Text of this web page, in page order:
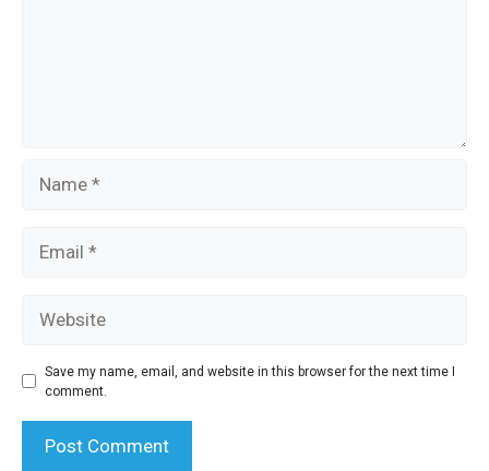
Save my name, email, and website in this browser for the next time I
comment.